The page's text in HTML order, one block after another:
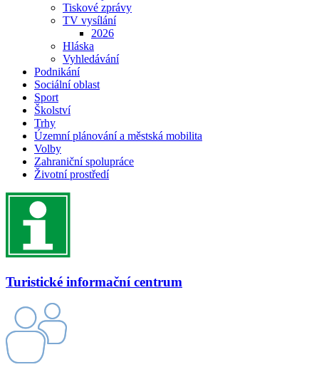
Tiskové zprávy
TV vysílání
2026
Hláska
Vyhledávání
Podnikání
Sociální oblast
Sport
Školství
Trhy
Územní plánování a městská mobilita
Volby
Zahraniční spolupráce
Životní prostředí
Turistické informační centrum